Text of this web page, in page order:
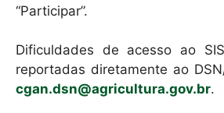
“Participar”.
Dificuldades de acesso ao
reportadas diretamente ao
cgan.dsn@agricultura.gov.br.